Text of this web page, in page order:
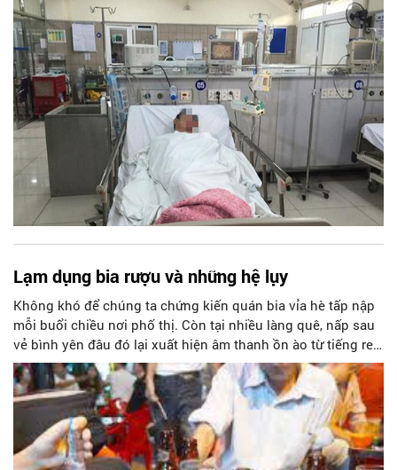
Lạm dụng bia rượu và những hệ lụy
Không khó để chúng ta chứng kiến quán bia vỉa hè tấp nập
mỗi buổi chiều nơi phố thị. Còn tại nhiều làng quê, nấp sau
vẻ bình yên đâu đó lại xuất hiện âm thanh ồn ào từ tiếng reo
hò, la hét bên mâm rượu chúc tụng…